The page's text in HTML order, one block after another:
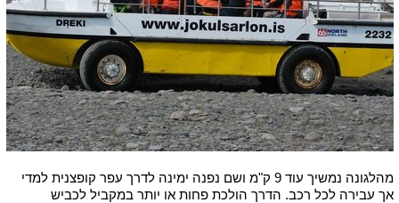
מהלגונה נמשיך עוד 9 ק"מ ושם נפנה ימינה לדרך עפר קופצנית למדי
אך עבירה לכל רכב. הדרך הולכת פחות או יותר במקביל לכביש